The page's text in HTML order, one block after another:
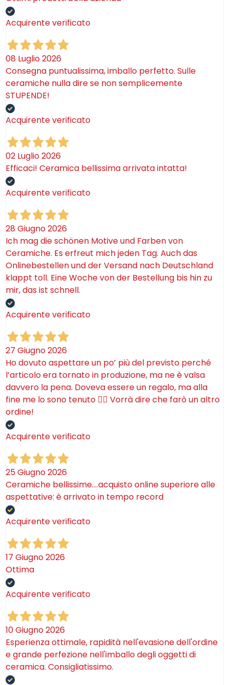
Acquirente verificato
08 Luglio 2026
Consegna puntualissima, imballo perfetto. Sulle
ceramiche nulla dire se non semplicemente
STUPENDE!
Acquirente verificato
02 Luglio 2026
Efficaci! Ceramica bellissima arrivata intatta!
Acquirente verificato
28 Giugno 2026
Ich mag die schönen Motive und Farben von
Ceramiche. Es erfreut mich jeden Tag. Auch das
Onlinebestellen und der Versand nach Deutschland
klappt toll. Eine Woche von der Bestellung bis hin zu
mir, das ist schnell.
Acquirente verificato
27 Giugno 2026
Ho dovuto aspettare un po’ più del previsto perché
l’articolo era tornato in produzione, ma ne è valsa
davvero la pena. Doveva essere un regalo, ma alla
fine me lo sono tenuto 🤷‍♂️ Vorrà dire che farò un altro
ordine!
Acquirente verificato
25 Giugno 2026
Ceramiche bellissime….acquisto online superiore alle
aspettative: è arrivato in tempo record
Acquirente verificato
17 Giugno 2026
Ottima
Acquirente verificato
10 Giugno 2026
Esperienza ottimale, rapidità nell'evasione dell'ordine
e grande perfezione nell'imballo degli oggetti di
ceramica. Consigliatissimo.